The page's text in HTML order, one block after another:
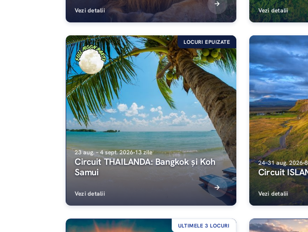
Vezi detalii Vezi detalii
23 aug. – 4 sept. 202613 zile
Circuit THAILANDA: Bangkok și Koh
Samui
Vezi detalii
LOCURI EPUIZATE
24–31 aug. 2026
Circuit
Vezi detalii
ULTIMELE 3 LOCURI